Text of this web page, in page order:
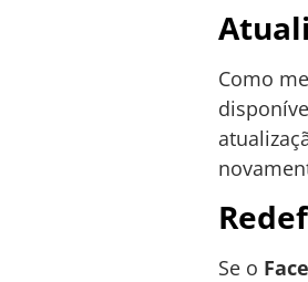
Como
Se o